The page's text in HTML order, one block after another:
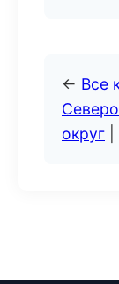
← Все
округ